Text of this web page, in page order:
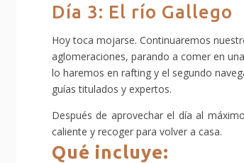
Día 3: El río Gallego
Hoy toca mojarse. Continuaremos
aglomeraciones, parando a comer en
lo haremos en rafting y el segundo
guías titulados y expertos.
Después de aprovechar el día al
caliente y recoger para volver a casa.
Qué incluye: